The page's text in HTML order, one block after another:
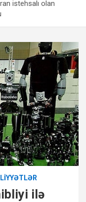
istehsalı olan
ilə